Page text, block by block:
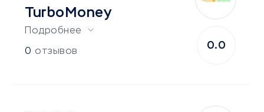
TurboMoney
Подробнее
0 отзывов
0.0